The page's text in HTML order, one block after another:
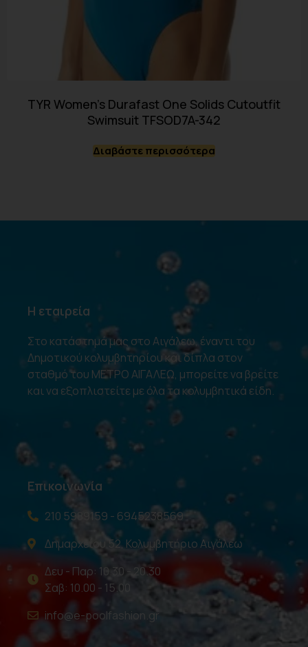
TYR Women’s Durafast One Solids Cutoutfit
Swimsuit TFSOD7A-342
Διαβάστε περισσότερα
Η εταιρεία
Στο κατάστημά μας στο Αιγάλεω, έναντι του
Δημοτικού κολυμβητηρίου και δίπλα στον
σταθμό του ΜΕΤΡΟ ΑΙΓΑΛΕΩ, μπορείτε να βρείτε
και να εξοπλιστείτε με όλα τα κολυμβητικά είδη.
Επικοινωνία
210 5989159 - 6945238569
Δημαρχείου 52, Κολυμβητήριο Αιγάλεω
Δευ - Παρ: 10.30 - 20.30
Σαβ: 10.00 - 15.00
info@e-poolfashion.gr